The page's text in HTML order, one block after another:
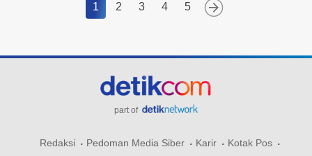
1 2 3 4 5
part of
Redaksi Pedoman Media Siber Karir
Kotak Pos